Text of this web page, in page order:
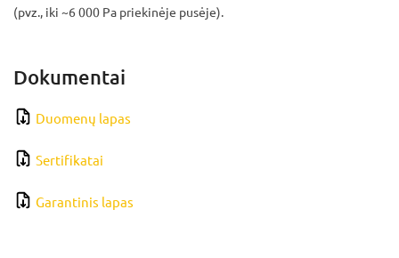
(pvz., iki ~6 000 Pa priekinėje pusėje).
Dokumentai
Duomenų lapas
Sertifikatai
Garantinis lapas